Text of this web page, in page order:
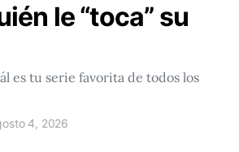
le “toca” su
es tu serie favorita de todos los
4, 2026